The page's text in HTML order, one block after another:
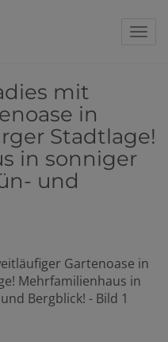
mit
in
Stadtlage!
in sonniger
und